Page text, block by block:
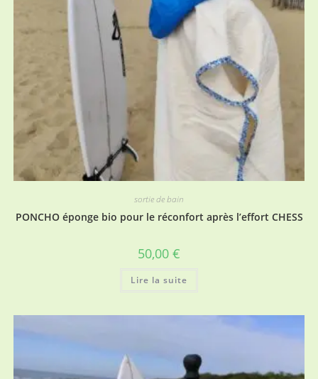
sortie de bain
PONCHO éponge bio pour le réconfort après l’effort CHESS
50,00 €
Lire la suite